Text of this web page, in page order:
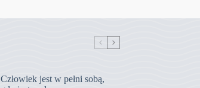
Człowiek jest w pełni sobą,